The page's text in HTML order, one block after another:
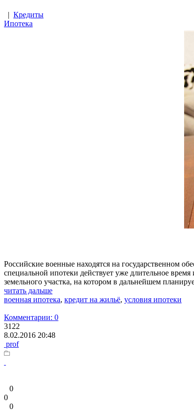
| Кредиты
Ипотека
Российские военные находятся на государственном
специальной ипотеки действует уже длительное
земельного участка, на котором в дальнейшем
читать дальше
военная ипотека, кредит на жильё, условия ипотеки
Комментарии: 0
3122
8.02.2016 20:48
prof
0
0
0